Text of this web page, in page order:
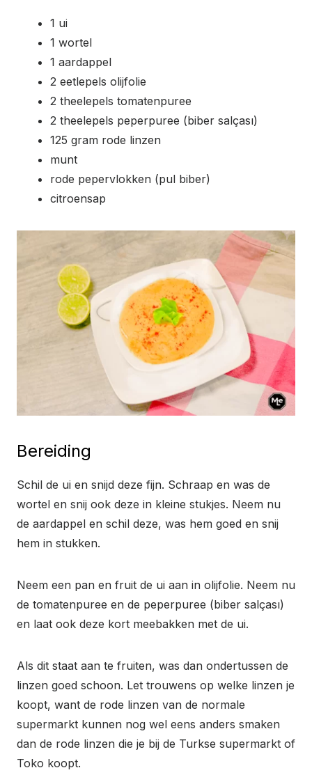
1 ui
1 wortel
1 aardappel
2 eetlepels olijfolie
2 theelepels tomatenpuree
2 theelepels peperpuree (biber salçası)
125 gram rode linzen
munt
rode pepervlokken (pul biber)
citroensap
Bereiding
Schil de ui en snijd deze fijn. Schraap en was de
wortel en snij ook deze in kleine stukjes. Neem nu
de aardappel en schil deze, was hem goed en snij
hem in stukken.
Neem een pan en fruit de ui aan in olijfolie. Neem nu
de tomatenpuree en de peperpuree (biber salçası)
en laat ook deze kort meebakken met de ui.
Als dit staat aan te fruiten, was dan ondertussen de
linzen goed schoon. Let trouwens op welke linzen je
koopt, want de rode linzen van de normale
supermarkt kunnen nog wel eens anders smaken
dan de rode linzen die je bij de Turkse supermarkt of
Toko koopt.